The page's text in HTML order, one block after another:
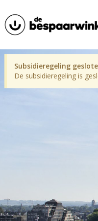
Subsidieregeling
De subsidieregeling is